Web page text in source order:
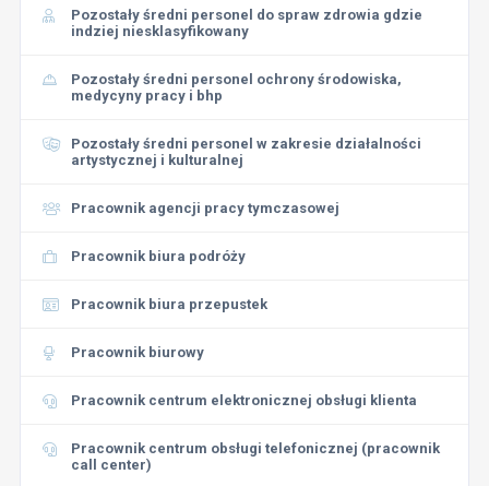
Pozostały średni personel do spraw zdrowia gdzie
indziej niesklasyfikowany
Pozostały średni personel ochrony środowiska,
medycyny pracy i bhp
Pozostały średni personel w zakresie działalności
artystycznej i kulturalnej
Pracownik agencji pracy tymczasowej
Pracownik biura podróży
Pracownik biura przepustek
Pracownik biurowy
Pracownik centrum elektronicznej obsługi klienta
Pracownik centrum obsługi telefonicznej (pracownik
call center)